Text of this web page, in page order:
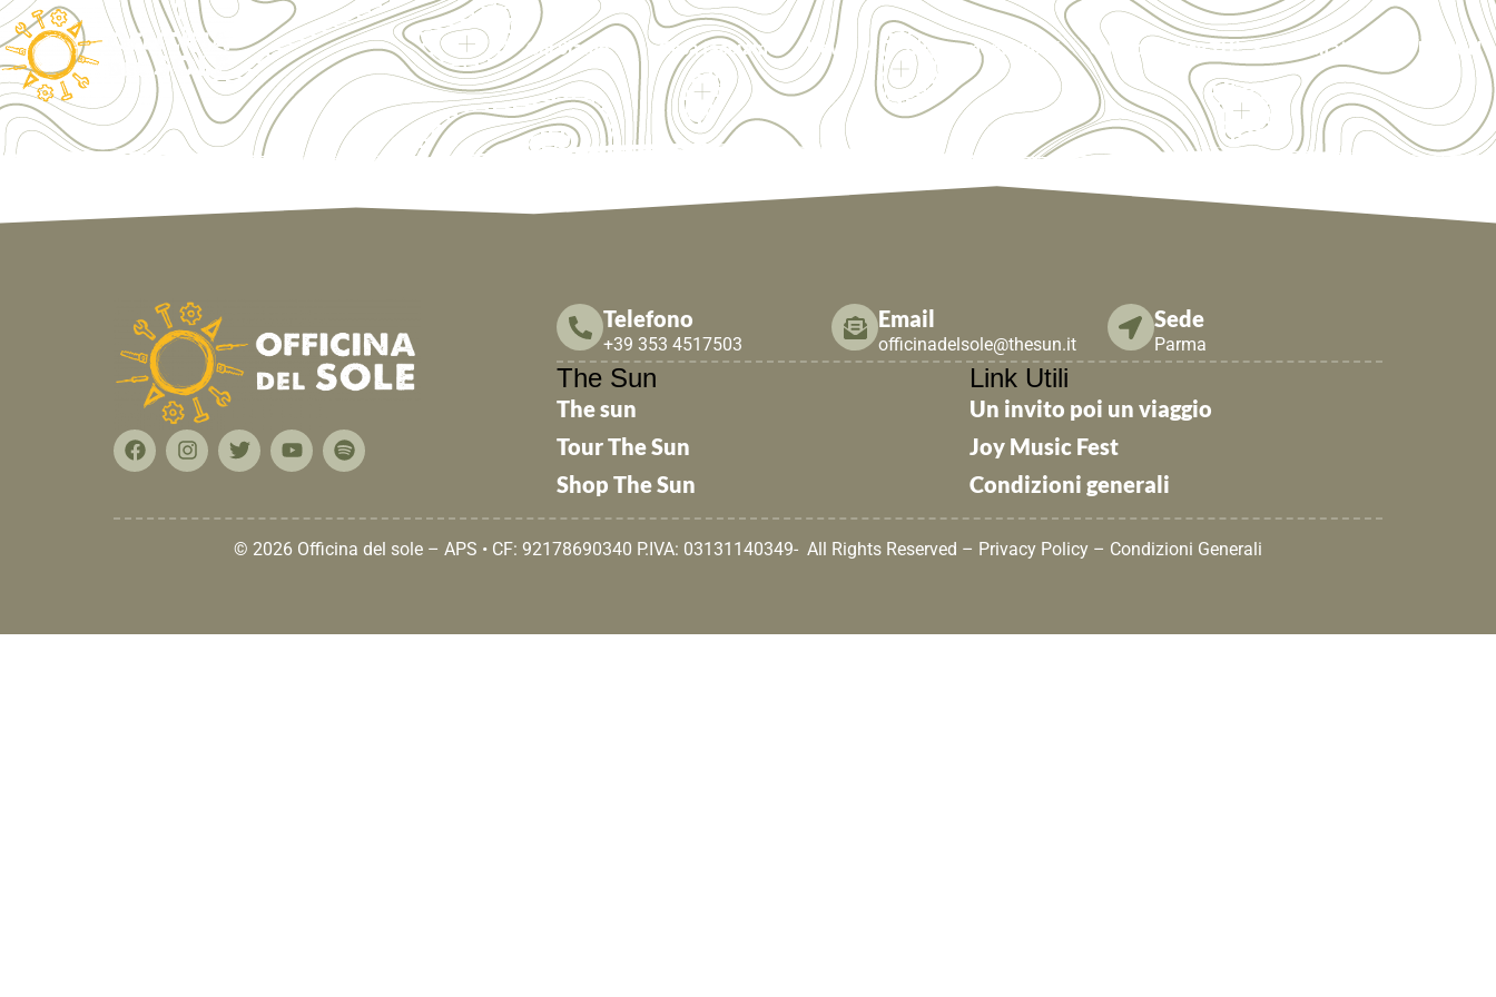
Chi Siamo Cosa facciamo News Tesseramento 2026 Cosa puoi fare TU! Contattaci THE SUN
Telefono
+39 353 4517503
Email
officinadelsole@thesun.it
Sede
Parma
The Sun
The sun
Tour The Sun
Shop The Sun
Link Utili
Un invito poi un viaggio
Joy Music Fest
Condizioni generali
© 2026 Officina del sole – APS • CF: 92178690340 P.IVA: 03131140349- All Rights Reserved – Privacy Policy – Condizioni Generali